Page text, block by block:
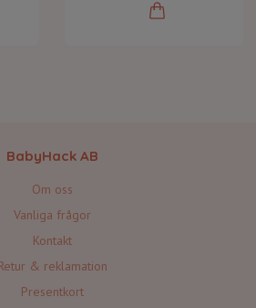
BabyHack AB
Om oss
Vanliga frågor
Kontakt
& reklamation
Presentkort